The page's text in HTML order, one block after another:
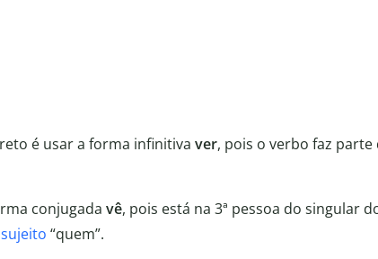
é usar a forma infinitiva ver, pois o verbo faz parte
conjugada vê, pois está na 3ª pessoa do singular
sujeito “quem”.